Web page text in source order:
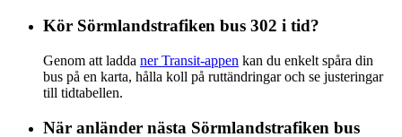
Kör Sörmlandstrafiken bus 302 i tid?
Genom att ladda ner Transit-appen kan du enkelt spåra din
bus på en karta, hålla koll på ruttändringar och se justeringar
till tidtabellen.
När anländer nästa Sörmlandstrafiken bus